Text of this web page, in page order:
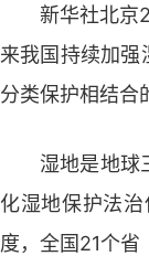
新华社北京
来我国持续加强
分类保护相结合
湿地是地球
化湿地保护法
度，全国21个省